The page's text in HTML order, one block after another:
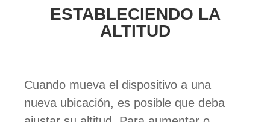
ESTABLECIENDO LA
ALTITUD
Cuando mueva el dispositivo a una
nueva ubicación, es posible que deba